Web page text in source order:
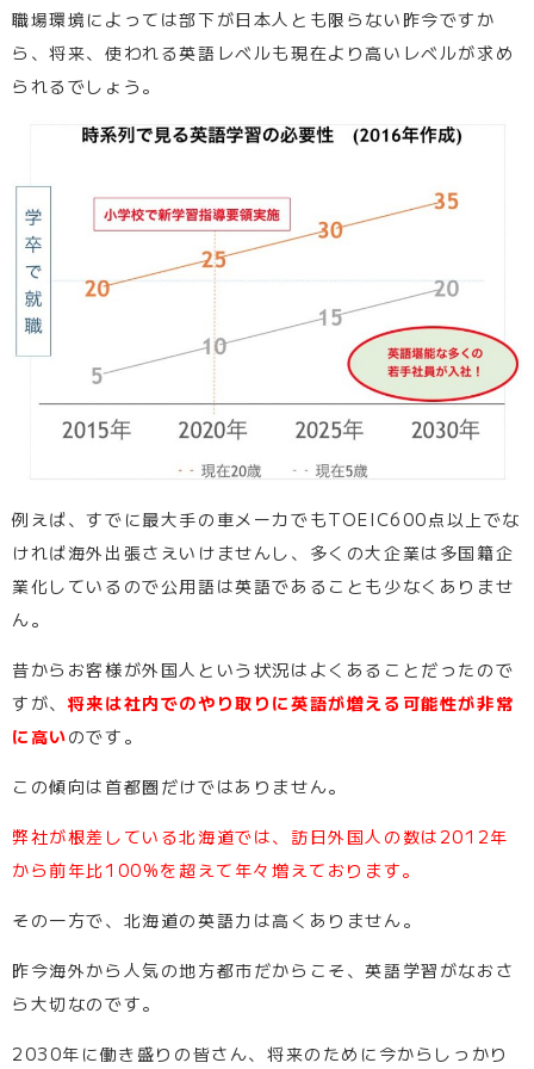
職場環境によっては部下が日本人とも限らない昨今ですか
ら、将来、使われる英語レベルも現在より高いレベルが求め
られるでしょう。
例えば、すでに最大手の車メーカでもTOEIC600点以上でな
ければ海外出張さえいけませんし、多くの大企業は多国籍企
業化しているので公用語は英語であることも少なくありませ
ん。
昔からお客様が外国人という状況はよくあることだったので
すが、 将来は社内でのやり取りに英語が増える可能性が非常
に高いのです。
この傾向は首都圏だけではありません。
弊社が根差している北海道では、訪日外国人の数は2012年
から前年比100%を超えて年々増えております。
その一方で、北海道の英語力は高くありません。
昨今海外から人気の地方都市だからこそ、英語学習がなおさ
ら大切なのです。
2030年に働き盛りの皆さん、将来のために今からしっかり